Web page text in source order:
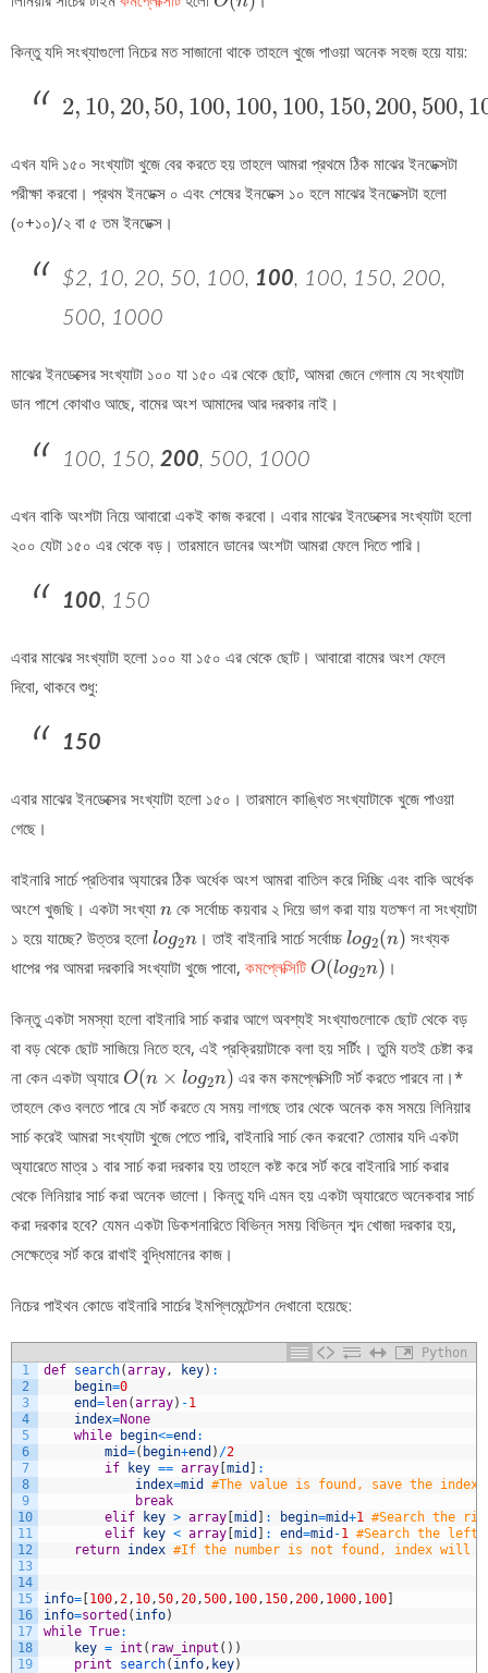
কিন্তু যদি সংখ্যাগুলো নিচের মত সাজানো থাকে তাহলে খুজে পাওয়া অনেক সহজ হয়ে যায়:
2, 10, 20,50, 100, 100, 100, 150,200, 500,
2 10 20 50 100 100 100 150 200 500
এখন যদি ১৫০ সংখ্যাটা খুজে বের করতে হয় তাহলে আমরা প্রথমে ঠিক মাঝের ইনডেক্সটা
পরীক্ষা করবো। প্রথম ইনডেক্স ০ এবং শেষের ইনডেক্স ১০ হলে মাঝের ইনডেক্সটা হলো
(০+১০)/২ বা ৫ তম ইনডেক্স।
$2, 10, 20, 50, 100, 100, 100, 150, 200,
500, 1000
মাঝের ইনডেক্সের সংখ্যাটা ১০০ যা ১৫০ এর থেকে ছোট, আমরা জেনে গেলাম যে সংখ্যাটা
ডান পাশে কোথাও আছে, বামের অংশ আমাদের আর দরকার নাই।
100, 150, 200, 500, 1000
এখন বাকি অংশটা নিয়ে আবারো একই কাজ করবো। এবার মাঝের ইনডেক্সের সংখ্যাটা হলো
২০০ যেটা ১৫০ এর থেকে বড়। তারমানে ডানের অংশটা আমরা ফেলে দিতে পারি।
100, 150
এবার মাঝের সংখ্যাটা হলো ১০০ যা ১৫০ এর থেকে ছোট। আবারো বামের অংশ ফেলে
দিবো, থাকবে শুধু:
150
এবার মাঝের ইনডেক্সের সংখ্যাটা হলো ১৫০। তারমানে কাঙ্খিত সংখ্যাটাকে খুজে পাওয়া
গেছে।
বাইনারি সার্চে প্রতিবার অ্যারের ঠিক অর্ধেক অংশ আমরা বাতিল করে দিচ্ছি এবং বাকি অর্ধেক
অংশে খুজছি। একটা সংখ্যা n
n কে সর্বোচ্চ কয়বার ২ দিয়ে ভাগ করা যায় যতক্ষণ না সংখ্যাটা
১ হয়ে যাচ্ছে? উত্তর হলো log2n
log 2n। তাই বাইনারি সার্চে সর্বোচ্চ log2(n)
log 2(n) সংখ্যক
ধাপের পর আমরা দরকারি সংখ্যাটা খুজে পাবো, কমপ্লেক্সিটি O(log2n)
O(log 2n ।
কিন্তু একটা সমস্যা হলো বাইনারি সার্চ করার আগে অবশ্যই সংখ্যাগুলোকে ছোট থেকে বড়
বা বড় থেকে ছোট সাজিয়ে নিতে হবে, এই প্রক্রিয়াটাকে বলা হয় সর্টিং। তুমি যতই চেষ্টা কর
না কেন একটা অ্যারে O(n × log2n)
O(n ×log2 n)
এর কম কমপ্লেক্সিটি সর্ট করতে পারবে না।*
তাহলে কেও বলতে পারে যে সর্ট করতে যে সময় লাগছে তার থেকে অনেক কম সময়ে লিনিয়ার
সার্চ করেই আমরা সংখ্যাটা খুজে পেতে পারি, বাইনারি সার্চ কেন করবো? তোমার যদি একটা
অ্যারেতে মাত্র ১ বার সার্চ করা দরকার হয় তাহলে কষ্ট করে সর্ট করে বাইনারি সার্চ করার
থেকে লিনিয়ার সার্চ করা অনেক ভালো। কিন্তু যদি এমন হয় একটা অ্যারেতে অনেকবার সার্চ
করা দরকার হবে? যেমন একটা ডিকশনারিতে বিভিন্ন সময় বিভিন্ন শব্দ খোজা দরকার হয়,
সেক্ষেত্রে সর্ট করে রাখাই বুদ্ধিমানের কাজ।
নিচের পাইথন কোডে বাইনারি সার্চের ইমপ্লিমেন্টেশন দেখানো হয়েছে:
Python
1
2
3
4
5
6
7
8
9
10
11
12
13
14
15
16
17
18
19
def search(array, key) :
begin=0
end=len(array) -1
index=None
while
begin<=end :
mid=( begin+end ) /2
if
key == array mid
:
index=mid
#The value is found, save the index.
break
elif
key > array mid : begin=mid+1 #Search the
elif
key < array mid : end=mid -1 #Search the left
return index #If the number is not found, index will
info= 100,2, 10,50,20,500, 100, 150,200, 1000, 100
info=sorted ( info)
while True:
key = int ( raw_input ( ) )
print
search( info, key)